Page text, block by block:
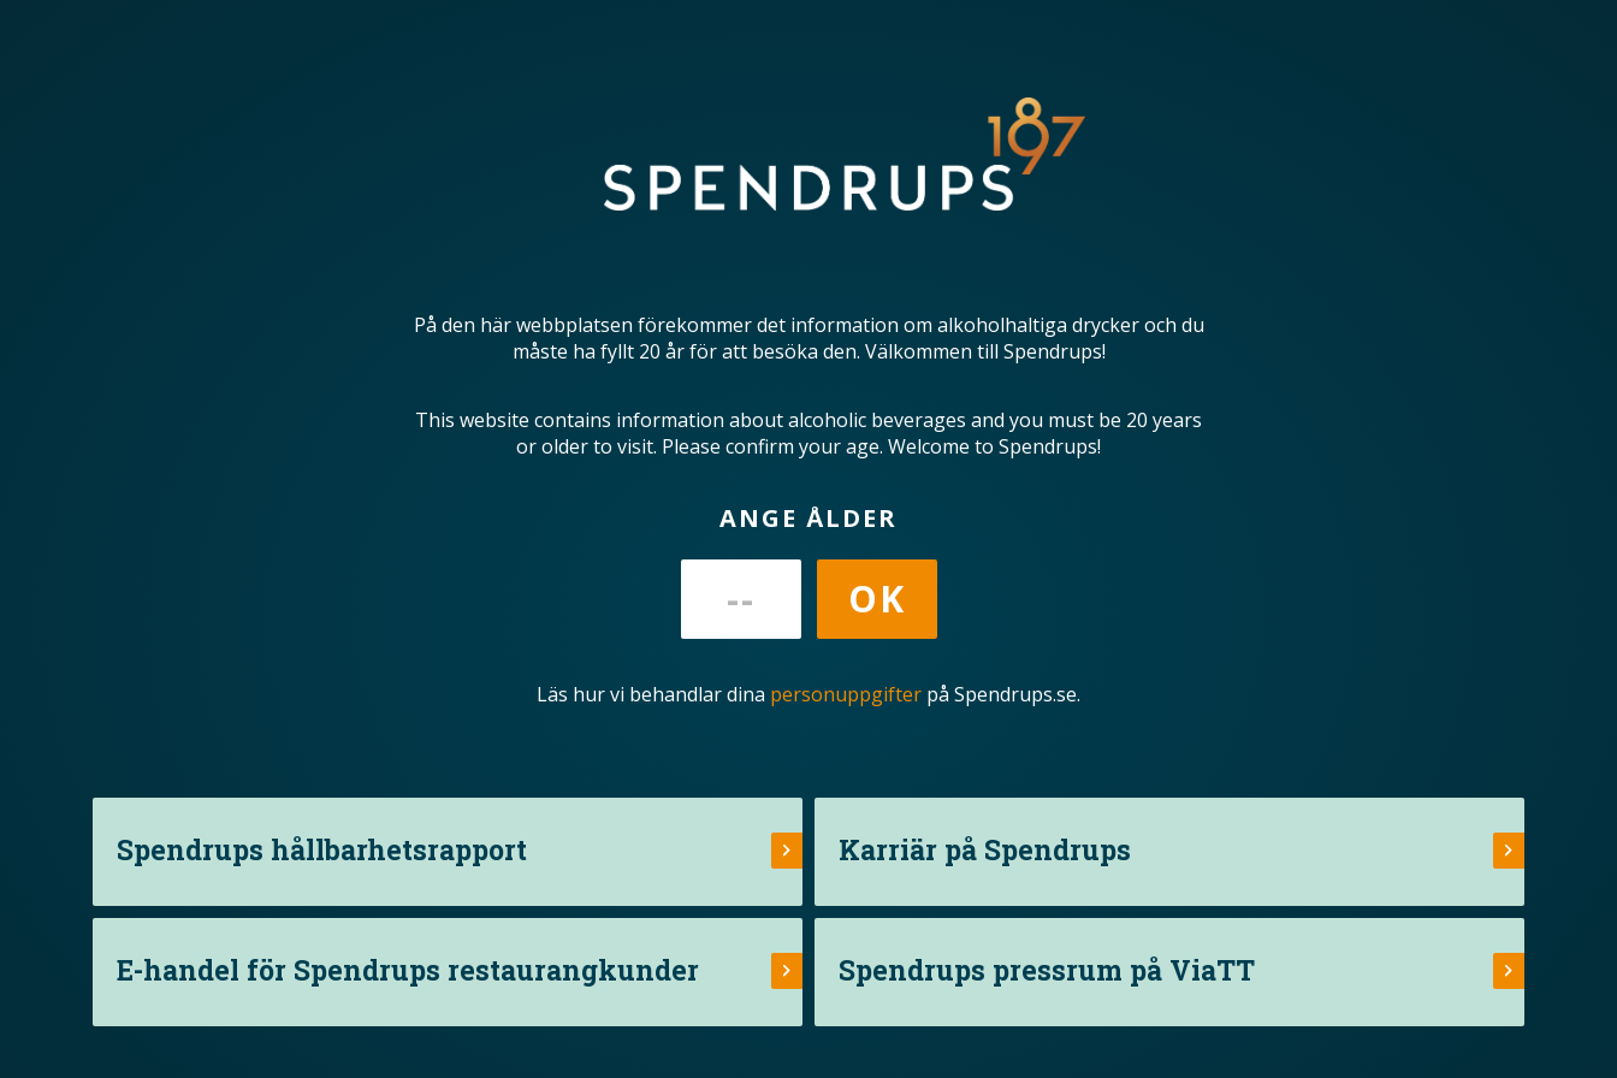
På den här webbplatsen förekommer det information om alkoholhaltiga drycker och du
måste ha fyllt 20 år för att besöka den. Välkommen till Spendrups!
This website contains information about alcoholic beverages and you must be 20 years
or older to visit. Please confirm your age. Welcome to Spendrups!
ANGE ÅLDER
Läs hur vi behandlar dina personuppgifter på Spendrups.se.
Spendrups hållbarhetsrapport Karriär på Spendrups
E-handel för Spendrups restaurangkunder Spendrups pressrum på ViaTT